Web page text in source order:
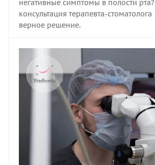
негативные симптомы в полости
консультация терапевта-
верное решение.